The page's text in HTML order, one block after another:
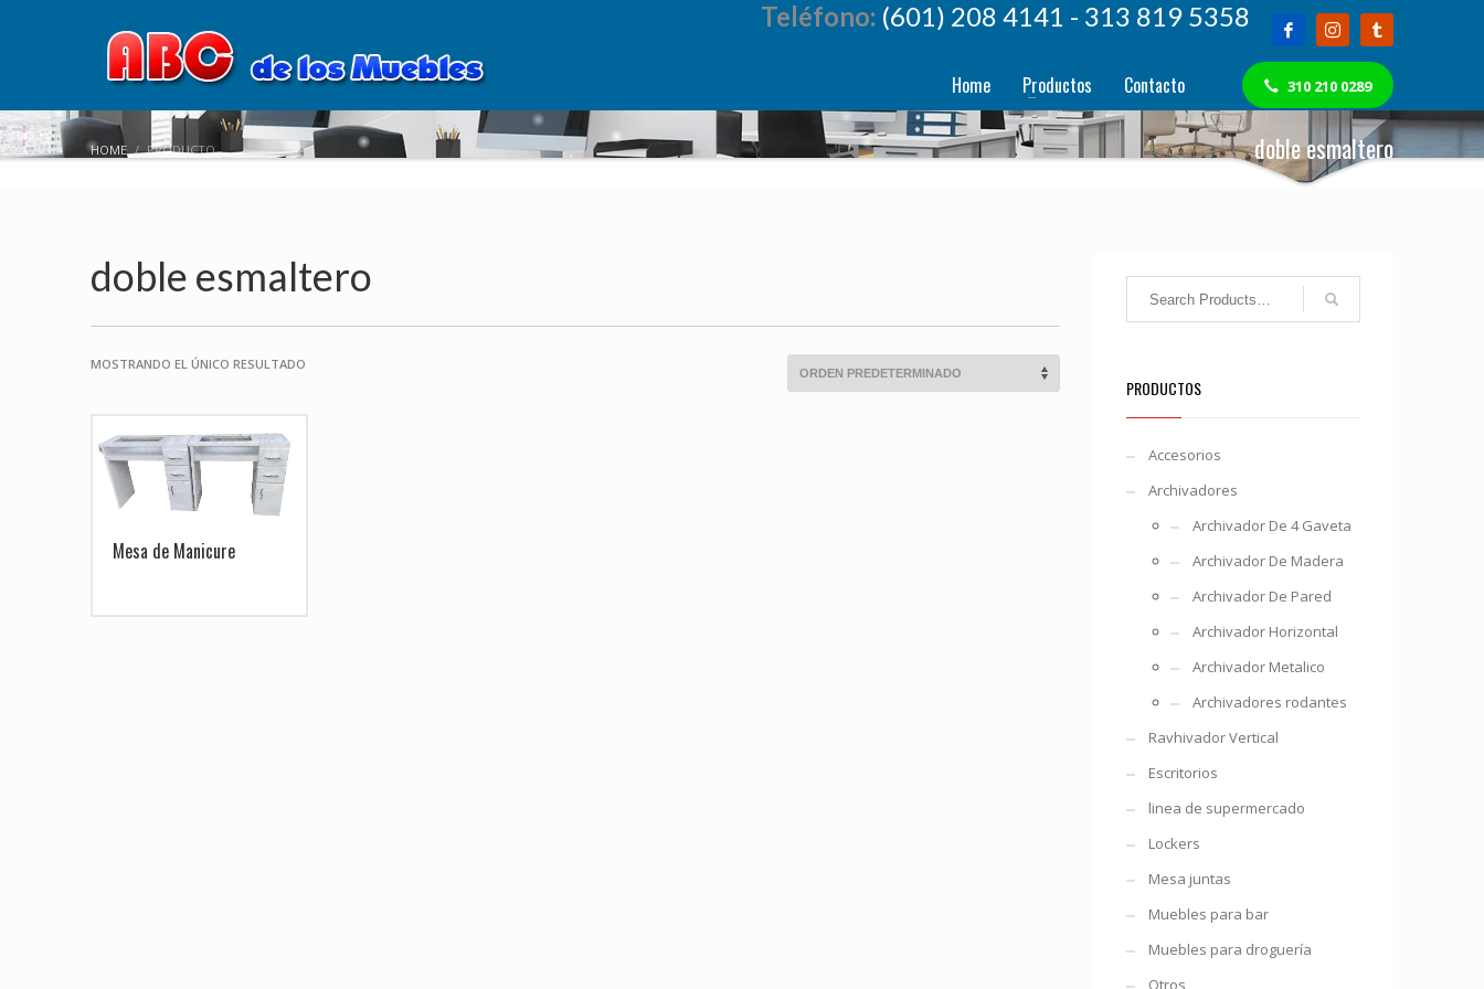
Teléfono: (601) 208 4141 - 313 819 5358
Home Productos Contacto 310 210 0289
HOME PRODUCTO doble esmaltero
doble esmaltero
MOSTRANDO EL ÚNICO RESULTADO
Mesa de Manicure
PRODUCTOS
Accesorios
Archivadores
Archivador De 4 Gaveta
Archivador De Madera
Archivador De Pared
Archivador Horizontal
Archivador Metalico
Archivadores rodantes
Ravhivador Vertical
Escritorios
linea de supermercado
Lockers
Mesa juntas
Muebles para bar
Muebles para droguería
Otros